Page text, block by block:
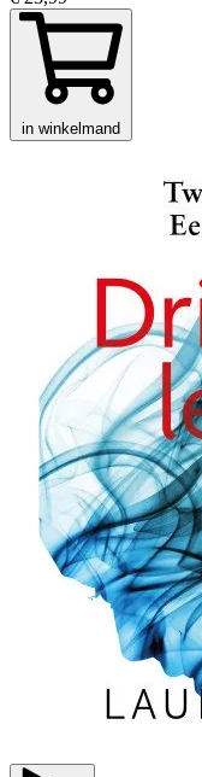
in winkelmand